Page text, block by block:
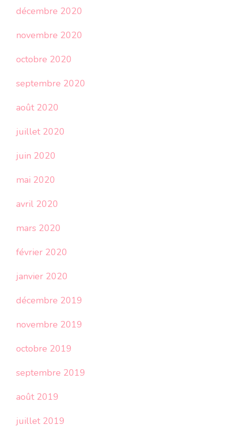
décembre 2020
novembre 2020
octobre 2020
septembre 2020
août 2020
juillet 2020
juin 2020
mai 2020
avril 2020
mars 2020
février 2020
janvier 2020
décembre 2019
novembre 2019
octobre 2019
septembre 2019
août 2019
juillet 2019